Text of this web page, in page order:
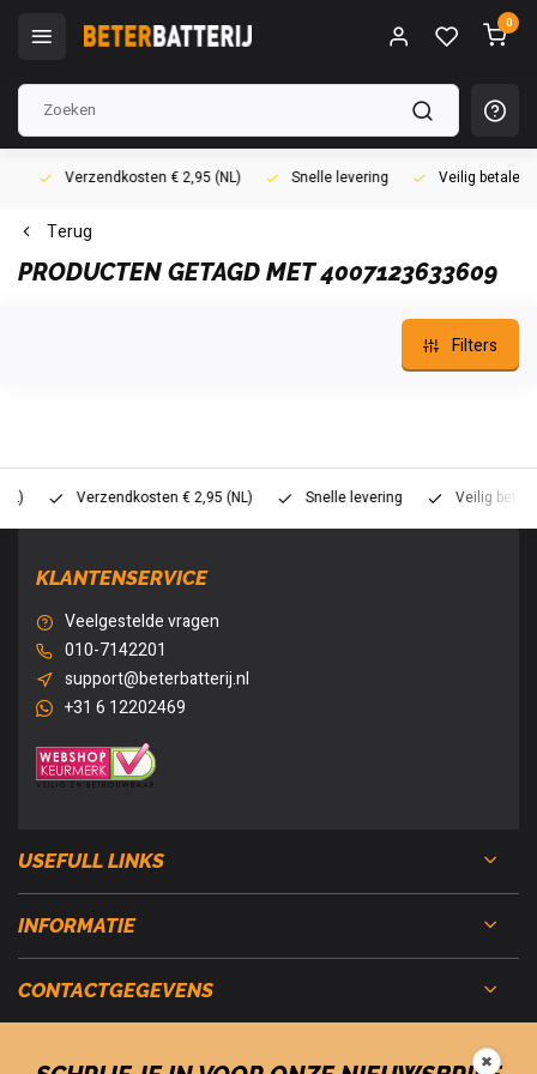
0
Verzendkosten € 2,95 (NL) Snelle levering Veilig betalen
Terug
PRODUCTEN GETAGD MET 4007123633609
Filters
Verzendkosten € 2,95 (NL) Snelle levering Veilig betalen
KLANTENSERVICE
Veelgestelde vragen
010-7142201
support@beterbatterij.nl
+31 6 12202469
USEFULL LINKS
INFORMATIE
CONTACTGEGEVENS
✖